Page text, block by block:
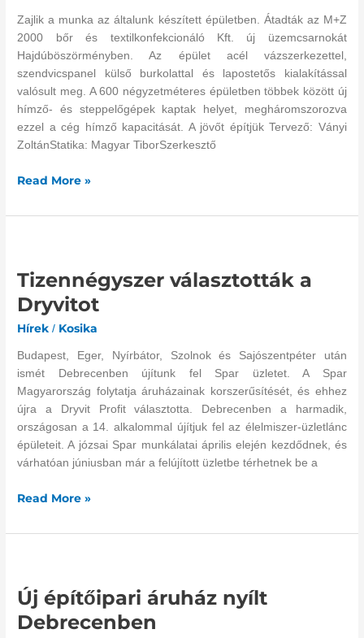
Zajlik a munka az általunk készített épületben. Átadták az M+Z
2000 bőr és textilkonfekcionáló Kft. új üzemcsarnokát
Hajdúböszörményben. Az épület acél vázszerkezettel,
szendvicspanel külső burkolattal és lapostetős kialakítással
valósult meg. A 600 négyzetméteres épületben többek között új
hímző- és steppelőgépek kaptak helyet, megháromszorozva
ezzel a cég hímző kapacitását. A jövőt építjük Tervező: Ványi
ZoltánStatika: Magyar TiborSzerkesztő
Read More »
Tizennégyszer választották a
Dryvitot
Hírek / Kosika
Budapest, Eger, Nyírbátor, Szolnok és Sajószentpéter után
ismét Debrecenben újítunk fel Spar üzletet. A Spar
Magyarország folytatja áruházainak korszerűsítését, és ehhez
újra a Dryvit Profit választotta. Debrecenben a harmadik,
országosan a 14. alkalommal újítjuk fel az élelmiszer-üzletlánc
épületeit. A józsai Spar munkálatai április elején kezdődnek, és
várhatóan júniusban már a felújított üzletbe térhetnek be a
a
Dryvitot
Read More »
Új építőipari áruház nyílt
Debrecenben
áruház
nyílt
Debrecenben